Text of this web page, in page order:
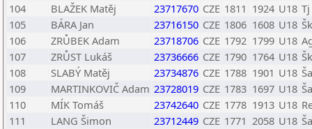
104
BLAŽEK Matěj 23717670 CZE 1811 1924 U18
105
BÁRA Jan 23716150 CZE 1806 1608 U18
106
ZRŮBEK Adam 23718706 CZE 1792 1799 U18
107
ZRŮST Lukáš 23736666 CZE 1790 1764 U18
108
SLABÝ Matěj 23734876 CZE 1788 1901 U18
109
MARTINKOVIČ Adam 23728019 CZE 1783 1697 U18
110
MÍK Tomáš 23742640 CZE 1778 1913 U18
111
LANG Šimon 23712449 CZE 1771 2058 U18